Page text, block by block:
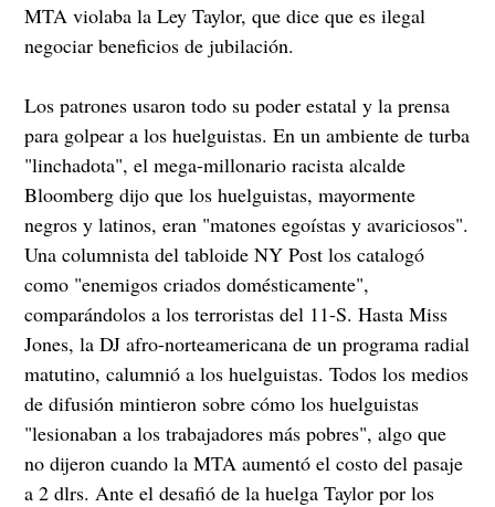
MTA violaba la Ley Taylor, que dice que es ilegal
negociar beneficios de jubilación.
Los patrones usaron todo su poder estatal y la prensa
para golpear a los huelguistas. En un ambiente de turba
"linchadota", el mega-millonario racista alcalde
Bloomberg dijo que los huelguistas, mayormente
negros y latinos, eran "matones egoístas y avariciosos".
Una columnista del tabloide NY Post los catalogó
como "enemigos criados domésticamente",
comparándolos a los terroristas del 11-S. Hasta Miss
Jones, la DJ afro-norteamericana de un programa radial
matutino, calumnió a los huelguistas. Todos los medios
de difusión mintieron sobre cómo los huelguistas
"lesionaban a los trabajadores más pobres", algo que
no dijeron cuando la MTA aumentó el costo del pasaje
a 2 dlrs. Ante el desafió de la huelga Taylor por los